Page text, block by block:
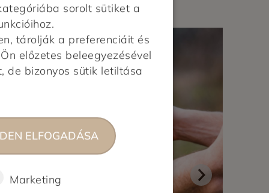
sorolt sütiket a
tárolják a preferenciáit és
előzetes beleegyezésével
de bizonyos sütik letiltása
ELFOGADÁSA
Marketing